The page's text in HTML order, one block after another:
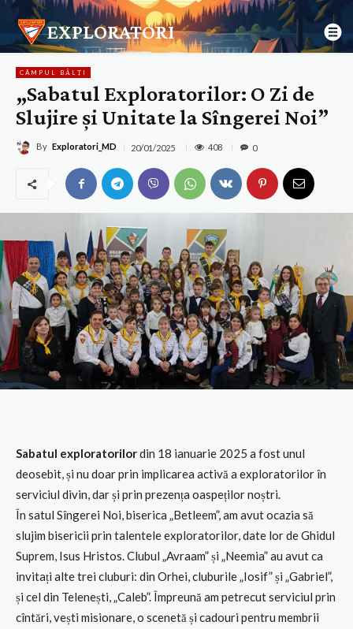
EXPLORATORI
CÂMPUL BĂLȚI
„Sabatul Exploratorilor: O Zi de
Slujire și Unitate la Sîngerei Noi”
By Exploratori_MD 20/01/2025 408 0
Sabatul exploratorilordin 18 ianuarie 2025 a fost unul
deosebit, și nu doar prin implicarea activă a exploratorilor în
serviciul divin, dar și prin prezența oaspeților noștri.
În satul Sîngerei Noi, biserica „Betleem”, am avut ocazia să
slujim bisericii prin talentele exploratorilor, date lor de Ghidul
Suprem, Isus Hristos. Clubul „Avraam” și „Neemia” au avut ca
invitați alte trei cluburi: din Orhei, cluburile „Iosif” și „Gabriel”,
și cel din Telenești, „Caleb”. Împreună am petrecut serviciul prin
cîntări, vești misionare, o scenetă și cadouri pentru membrii